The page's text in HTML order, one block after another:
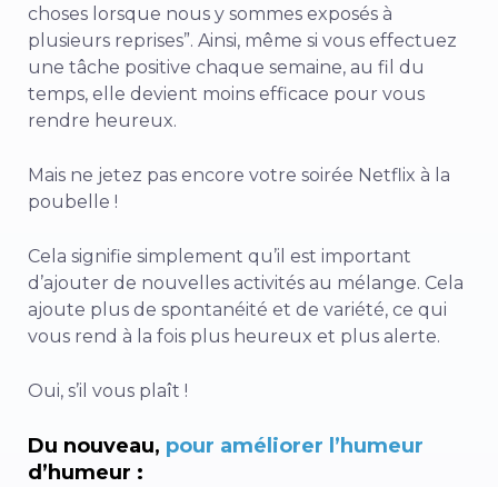
choses lorsque nous y sommes exposés à
plusieurs reprises”. Ainsi, même si vous effectuez
une tâche positive chaque semaine, au fil du
temps, elle devient moins efficace pour vous
rendre heureux.
Mais ne jetez pas encore votre soirée Netflix à la
poubelle !
Cela signifie simplement qu’il est important
d’ajouter de nouvelles activités au mélange. Cela
ajoute plus de spontanéité et de variété, ce qui
vous rend à la fois plus heureux et plus alerte.
Oui, s’il vous plaît !
Du nouveau, pour améliorer l’humeur
d’humeur :